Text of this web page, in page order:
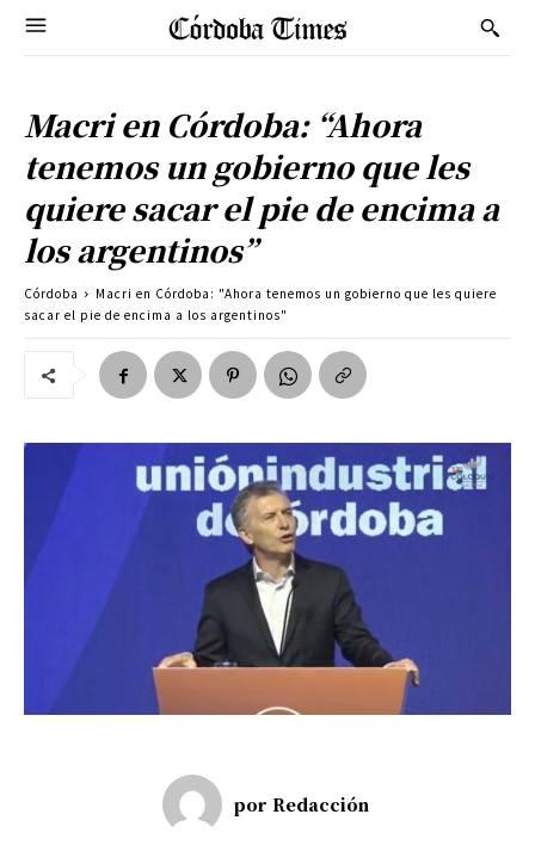
Macri en Córdoba: “Ahora
tenemos un gobierno que les
quiere sacar el pie de encima a
los argentinos”
Córdoba
Macri en Córdoba: "Ahora tenemos un gobierno que les quiere
sacar el pie de encima a los argentinos"
por Redacción